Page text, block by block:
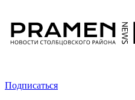
Подписаться